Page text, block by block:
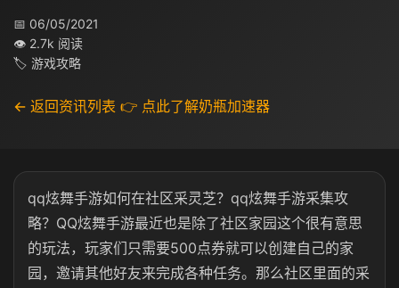
📅 06/05/2021
👁 2.7k 阅读
🏷 游戏攻略
← 返回资讯列表 👉 点此了解奶瓶加速器
qq炫舞手游如何在社区采灵芝？qq炫舞手游采集攻
略？QQ炫舞手游最近也是除了社区家园这个很有意思
的玩法，玩家们只需要500点券就可以创建自己的家
园，邀请其他好友来完成各种任务。那么社区里面的采